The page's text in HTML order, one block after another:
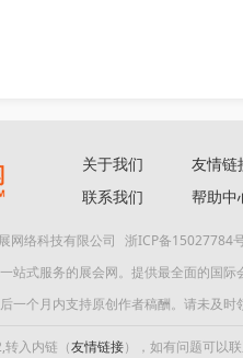
关于我们
联系我们
友情链
帮助中
网络科技有限公司 浙ICP备15027784
站式服务的展会网。提供最全面的国
一个月内支持原创作者稿酬。请未及
入内链（友情链接），如有问题可以